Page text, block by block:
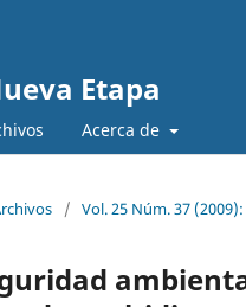
Etapa
Acerca de
/ Vol. 25 Núm. 37